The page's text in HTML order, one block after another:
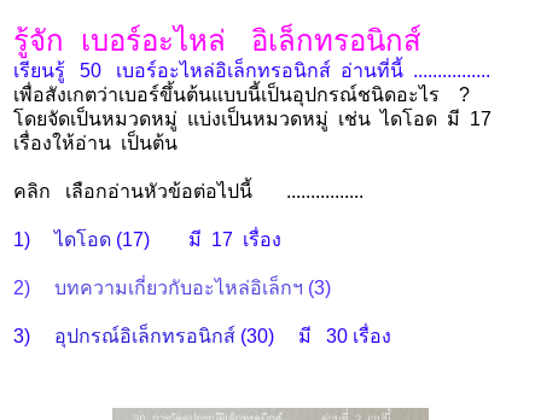
รู้จัก เบอร์อะไหล่ อิเล็กทรอนิกส์
เรียนรู้ 50 เบอร์อะไหล่อิเล็กทรอนิกส์ อ่านที่นี้ ................
เพื่อสังเกตว่าเบอร์ขึ้นต้นแบบนี้เป็นอุปกรณ์ชนิดอะไร ?
โดยจัดเป็นหมวดหมู่ แบ่งเป็นหมวดหมู่ เช่น ไดโอด มี 17
เรื่องให้อ่าน เป็นต้น
คลิก เลือกอ่านหัวข้อต่อไปนี้ ................
1)ไดโอด (17) มี 17 เรื่อง
2) บทความเกี่ยวกับอะไหล่อิเล็กฯ (3)
3) อุปกรณ์อิเล็กทรอนิกส์ (30) มี 30 เรื่อง